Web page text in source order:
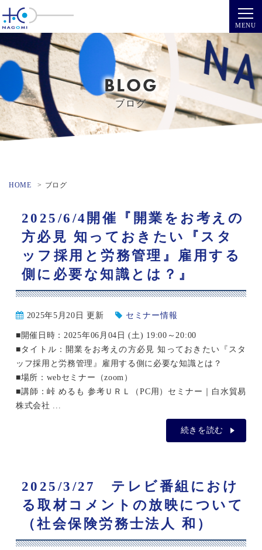
BLOG
ブログ
HOME ブログ
2025/6/4開催『開業をお考えの
方必見 知っておきたい『スタ
ッフ採用と労務管理』雇用する
側に必要な知識とは？』
2025年5月20日 更新 セミナー情報
■開催日時：2025年06月04日 (土) 19:00～20:00
■タイトル：開業をお考えの方必見 知っておきたい『スタ
ッフ採用と労務管理』雇用する側に必要な知識とは？
■場所：webセミナー（zoom）
■講師：峠 めるも 参考ＵＲＬ（PC用）セミナー｜白水貿易
株式会社 ...
続きを読む
2025/3/27 テレビ番組におけ
る取材コメントの放映について
（社会保険労務士法人 和）